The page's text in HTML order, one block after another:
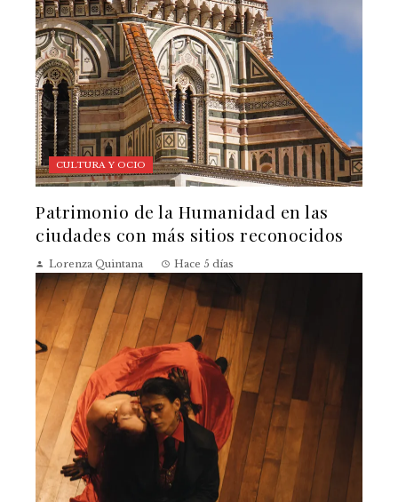
CULTURA Y OCIO
Patrimonio de la Humanidad en las
ciudades con más sitios reconocidos
Lorenza Quintana Hace 5 días